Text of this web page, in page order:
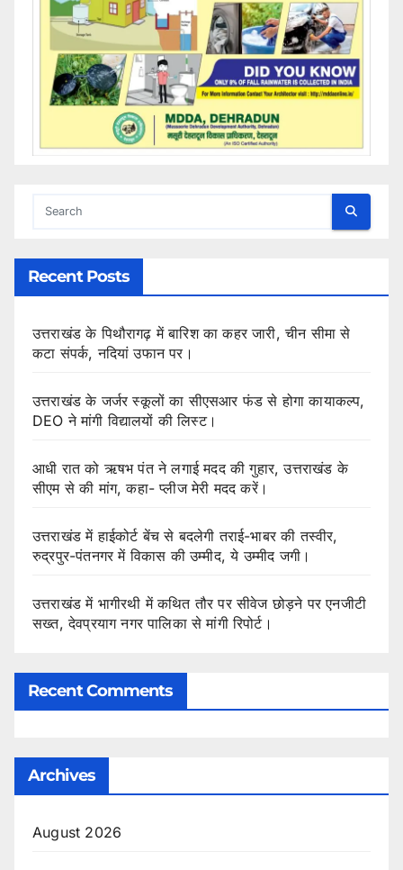
Recent Posts
उत्तराखंड के पिथौरागढ़ में बारिश का कहर जारी, चीन सीमा से
कटा संपर्क, नदियां उफान पर।
उत्तराखंड के जर्जर स्कूलों का सीएसआर फंड से होगा कायाकल्प,
DEO ने मांगी विद्यालयों की लिस्ट।
आधी रात को ऋषभ पंत ने लगाई मदद की गुहार, उत्तराखंड के
सीएम से की मांग, कहा- प्लीज मेरी मदद करें।
उत्तराखंड में हाईकोर्ट बेंच से बदलेगी तराई-भाबर की तस्वीर,
रुद्रपुर-पंतनगर में विकास की उम्मीद, ये उम्मीद जगी।
उत्तराखंड में भागीरथी में कथित तौर पर सीवेज छोड़ने पर एनजीटी
सख्त, देवप्रयाग नगर पालिका से मांगी रिपोर्ट।
Recent Comments
Archives
August 2026